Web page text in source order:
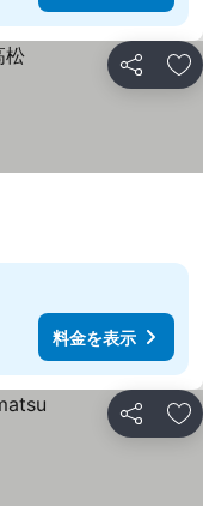
シェア お
料金を表示
シェア お